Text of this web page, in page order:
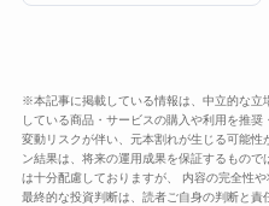
※本記事に掲載している情報は、中立的な立
している商品・サービスの購入や利用を推
変動リスクが伴い、元本割れが生じる可能
ン結果は、将来の運用成果を保証するもの
は十分配慮しておりますが、 内容の完全性
最終的な投資判断は、読者ご自身の判断と